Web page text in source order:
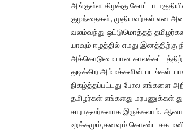
அங்குள்ள கிழக்கு கோட்டா
குழந்தைகள், முதியவர்கள் என
வலம்வந்து ஒட்டுமொத்தத்
யாவும் ஈழத்தில் எமது
அக்கொடுமையான
துடிக்கிற அம்மக்களின் படங்கள்
நிகழ்த்தப்பட்டது போல எங்களை
தமிழர்கள் எங்களது மரபணுக்கள்
சாராதவர்களாக இருக்கலாம்.
உறக்கமும்,கனவும் கொண்ட சக